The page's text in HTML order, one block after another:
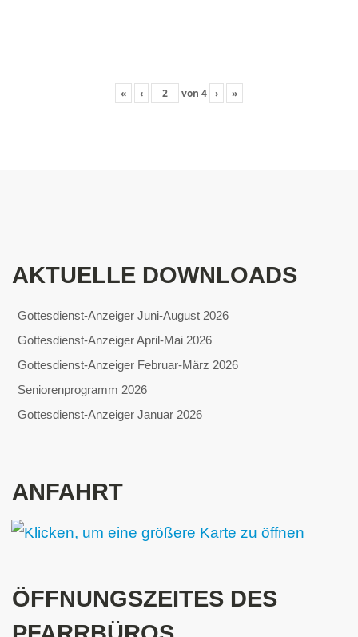
« ‹ von 4 › »
AKTUELLE DOWNLOADS
Gottesdienst-Anzeiger Juni-August 2026
Gottesdienst-Anzeiger April-Mai 2026
Gottesdienst-Anzeiger Februar-März 2026
Seniorenprogramm 2026
Gottesdienst-Anzeiger Januar 2026
ANFAHRT
ÖFFNUNGSZEITES DES